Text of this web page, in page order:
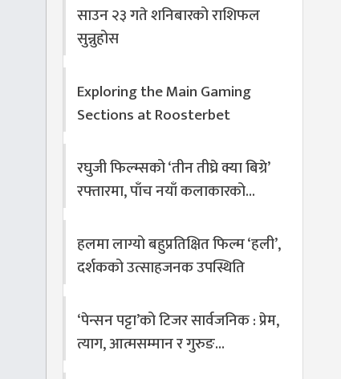
साउन २३ गते शनिबारको राशिफल
सुन्नुहोस
Exploring the Main Gaming
Sections at Roosterbet
रघुजी फिल्म्सको ‘तीन तीघ्रे क्या बिग्रे’
रफ्तारमा, पाँच नयाँ कलाकारको…
हलमा लाग्यो बहुप्रतिक्षित फिल्म ‘हली’,
दर्शकको उत्साहजनक उपस्थिति
‘पेन्सन पट्टा’को टिजर सार्वजनिक : प्रेम,
त्याग, आत्मसम्मान र गुरुङ…